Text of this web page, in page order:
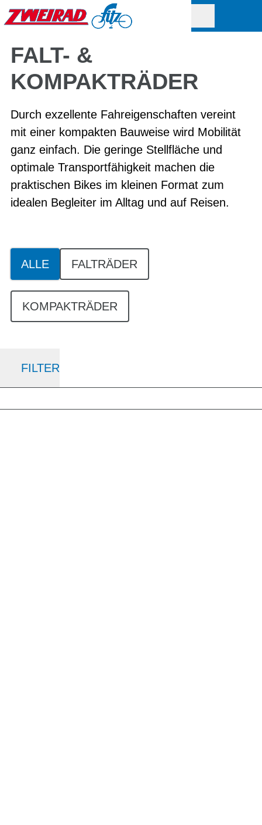
FALT- &
KOMPAKTRÄDER
Durch exzellente Fahreigenschaften vereint
mit einer kompakten Bauweise wird Mobilität
ganz einfach. Die geringe Stellfläche und
optimale Transportfähigkeit machen die
praktischen Bikes im kleinen Format zum
idealen Begleiter im Alltag und auf Reisen.
ALLE FALTRÄDER
KOMPAKTRÄDER
FILTER